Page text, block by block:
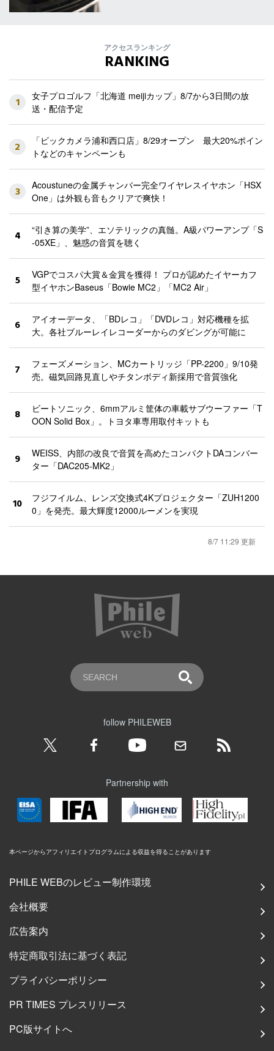
アクセスランキング
RANKING
1
女子プロゴルフ「北海道 meijiカップ」8/7から3日間の放
送・配信予定
2
「ビックカメラ浦和西口店」8/29オープン 最大20%ポイン
トなどのキャンペーンも
3
Acoustuneの金属チャンバー完全ワイヤレスイヤホン「HSX
One」は外観も音もクリアで爽快！
4
“引き算の美学”、エソテリックの真髄。A級パワーアンプ「S
-05XE」、魅惑の音質を聴く
5
VGPでコスパ大賞＆金賞を獲得！ プロが認めたイヤーカフ
型イヤホンBaseus「Bowie MC2」「MC2 Air」
6
アイオーデータ、「BDレコ」「DVDレコ」対応機種を拡
大。各社ブルーレイレコーダーからのダビングが可能に
7
フェーズメーション、MCカートリッジ「PP-2200」9/10発
売。磁気回路見直しやチタンボディ新採用で音質強化
8
ビートソニック、6mmアルミ筐体の車載サブウーファー「T
OON Solid Box」。トヨタ車専用取付キットも
9
WEISS、内部の改良で音質を高めたコンパクトDAコンバー
ター「DAC205-MK2」
10
フジフイルム、レンズ交換式4Kプロジェクター「ZUH1200
0」を発売。最大輝度12000ルーメンを実現
8/7 11:29 更新
follow PHILEWEB
Partnership with
本ページからアフィリエイトプログラムによる収益を得ることがあります
PHILE WEBのレビュー制作環境
会社概要
広告案内
特定商取引法に基づく表記
プライバシーポリシー
PR TIMES プレスリリース
PC版サイトへ